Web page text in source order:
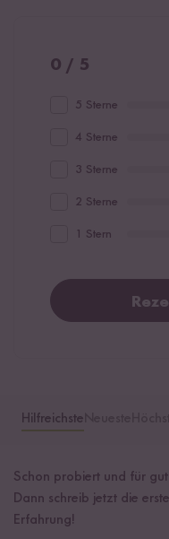
0 / 5
5 Sterne
4 Sterne
3 Sterne
2 Sterne
1 Stern
Hilfreichste
Schon probiert und für
Dann schreib jetzt die
Erfahrung!